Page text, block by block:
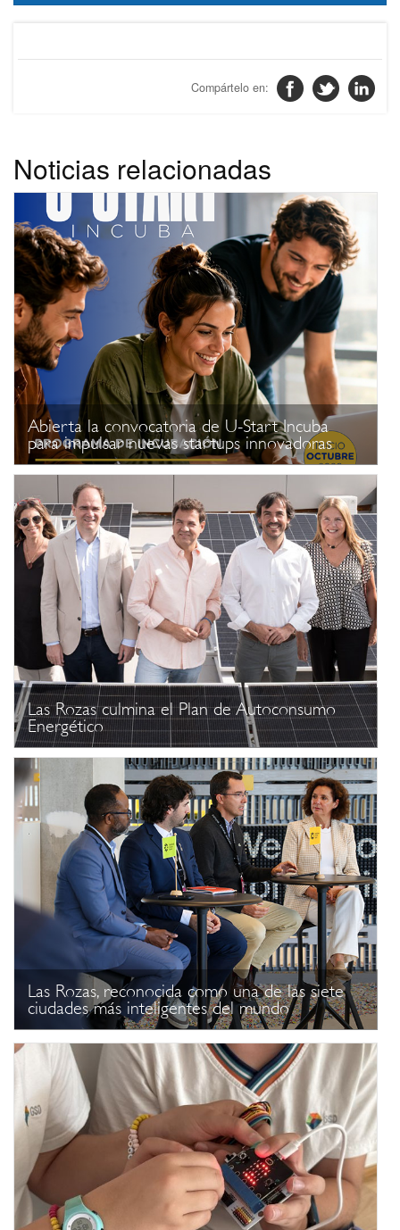
Noticias relacionadas
Abierta la convocatoria de U-Start Incuba
para impulsar nuevas startups innovadoras
Las Rozas culmina el Plan de Autoconsumo
Energético
Las Rozas, reconocida como una de las siete
ciudades más inteligentes del mundo